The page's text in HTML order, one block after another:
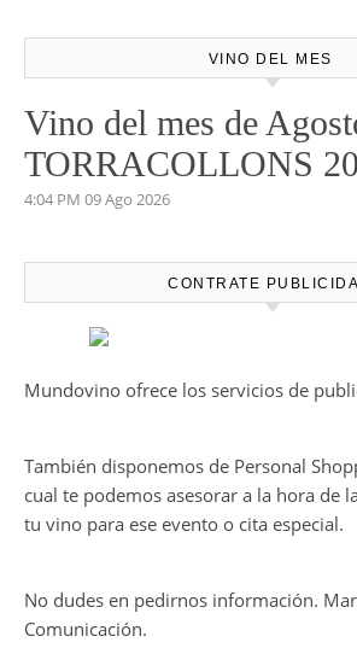
VINO DEL MES
Vino del mes de
TORRACOLLONS
4:04 PM 09 Ago 2026
CONTRATE
Mundovino ofrece los servicios de
También disponemos de Personal
cual te podemos asesorar a la hora de
tu vino para ese evento o cita especial.
No dudes en pedirnos información.
Comunicación.